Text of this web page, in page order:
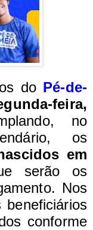
do Pé-de-
feira,
no
os
em
serão os
Nos
beneficiários
conforme